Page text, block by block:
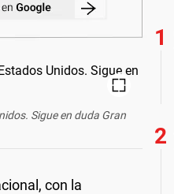
Sigue en duda Gran
con la